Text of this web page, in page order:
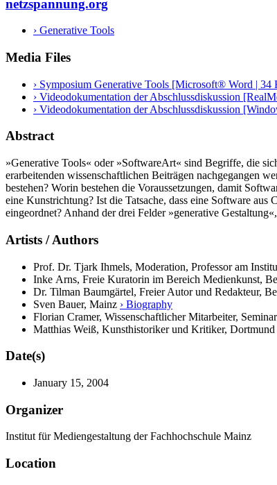
netzspannung.org
› Generative Tools
Media Files
› Symposium Generative Tools [Microsoft® Word | 34
› Videodokumentation der Abschlussdiskussion
› Videodokumentation der Abschlussdiskussion
Abstract
»Generative Tools« oder »SoftwareArt« sind Begriffe, die
erarbeitenden wissenschaftlichen Beiträgen nachgegangen
bestehen? Worin bestehen die Voraussetzungen, damit
eine Kunstrichtung? Ist die Tatsache, dass eine Software
eingeordnet? Anhand der drei Felder »generative
Artists / Authors
Prof. Dr. Tjark Ihmels, Moderation, Professor am
Inke Arns, Freie Kuratorin im Bereich Medienkunst,
Dr. Tilman Baumgärtel, Freier Autor und Redakteur,
Sven Bauer, Mainz › Biography
Florian Cramer, Wissenschaftlicher Mitarbeiter,
Matthias Weiß, Kunsthistoriker und Kritiker, Dortmund
Date(s)
January 15, 2004
Organizer
Institut für Mediengestaltung der Fachhochschule Mainz
Location